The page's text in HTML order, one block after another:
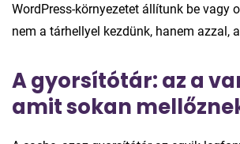
WordPress-környezetet állítunk be vagy
nem a tárhellyel kezdünk, hanem azzal,
A gyorsítótár: az a
amit sokan